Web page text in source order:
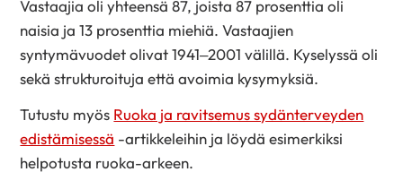
Vastaajia oli yhteensä 87, joista 87 prosenttia oli
naisia ja 13 prosenttia miehiä. Vastaajien
syntymävuodet olivat 1941–2001 välillä. Kyselyssä oli
sekä strukturoituja että avoimia kysymyksiä.
Tutustu myös Ruoka ja ravitsemus sydänterveyden
edistämisessä -artikkeleihin ja löydä esimerkiksi
helpotusta ruoka-arkeen.